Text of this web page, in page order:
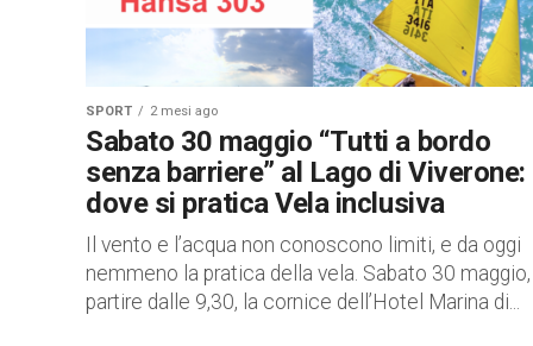
SPORT 2 mesi ago
Sabato 30 maggio “Tutti a bordo
senza barriere” al Lago di Viverone:
dove si pratica Vela inclusiva
Il vento e l’acqua non conoscono limiti, e da oggi
nemmeno la pratica della vela. Sabato 30
partire dalle 9,30, la cornice dell’Hotel Marina di...